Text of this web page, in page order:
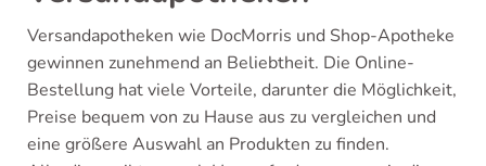
Versandapotheken wie DocMorris und Shop-Apotheke
gewinnen zunehmend an Beliebtheit. Die Online-
Bestellung hat viele Vorteile, darunter die Möglichkeit,
Preise bequem von zu Hause aus zu vergleichen und
eine größere Auswahl an Produkten zu finden.